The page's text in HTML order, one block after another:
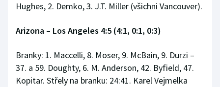
Hughes, 2. Demko, 3. J.T. Miller (všichni Vancouver).
Arizona – Los Angeles 4:5 (4:1, 0:1, 0:3)
Branky: 1. Maccelli, 8. Moser, 9. McBain, 9. Durzi –
37. a 59. Doughty, 6. M. Anderson, 42. Byfield, 47.
Kopitar. Střely na branku: 24:41. Karel Vejmelka